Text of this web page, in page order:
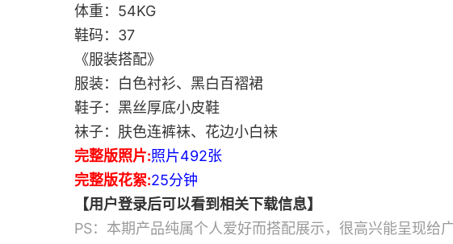
体重：54KG
鞋码：37
《服装搭配》
服装：白色衬衫、黑白百褶裙
鞋子：黑丝厚底小皮鞋
袜子：肤色连裤袜、花边小白袜
完整版照片:照片492张
完整版花絮:25分钟
【用户登录后可以看到相关下载信息】
PS：本期产品纯属个人爱好而搭配展示，很高兴能呈现给